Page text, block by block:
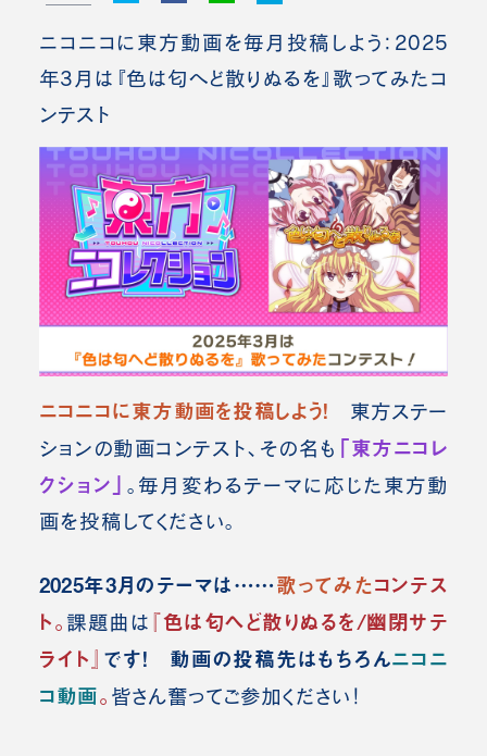
ニコニコに東方動画を毎月投稿しよう：2025
年3月は『色は匂へど散りぬるを』歌ってみたコ
ンテスト
ニコニコに東方動画を投稿しよう！ 東方ステー
ションの動画コンテスト、その名も 「東方ニコレ
クション」 。毎月変わるテーマに応じた東方動
画を投稿してください。
2025年3月のテーマは……歌ってみたコンテス
ト。 課題曲は 『色は匂へど散りぬるを/幽閉サテ
ライト』 です！ 動画の投稿先はもちろんニコニ
コ動画。 皆さん奮ってご参加ください！